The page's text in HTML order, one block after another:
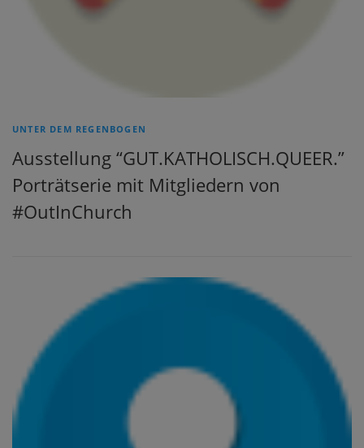
UNTER DEM REGENBOGEN
Ausstellung “GUT.KATHOLISCH.QUEER.”
Porträtserie mit Mitgliedern von
#OutInChurch